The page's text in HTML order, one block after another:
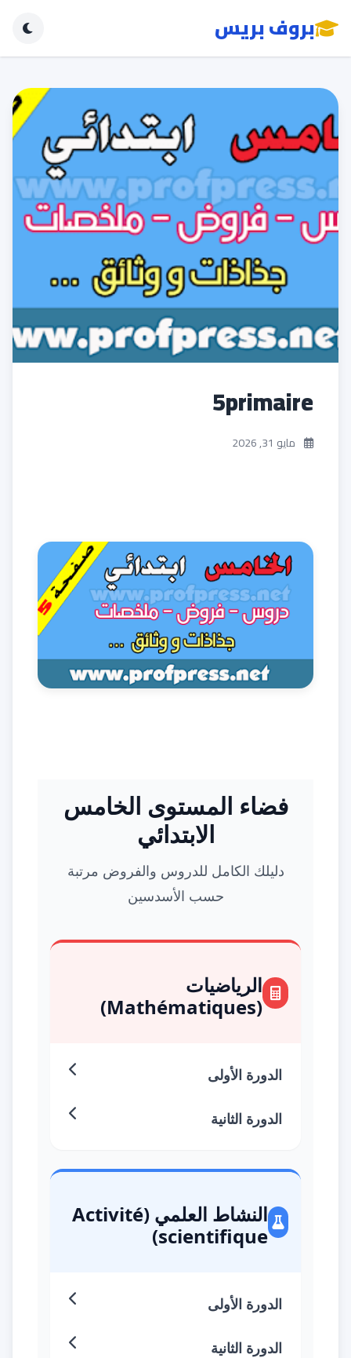
بروف بريس
5primaire
مايو 31, 2026
فضاء المستوى الخامس
الابتدائي
دليلك الكامل للدروس والفروض مرتبة
حسب الأسدسين
الرياضيات
(Mathématiques)
الدورة الأولى
الدورة الثانية
النشاط العلمي (Activité
scientifique)
الدورة الأولى
الدورة الثانية